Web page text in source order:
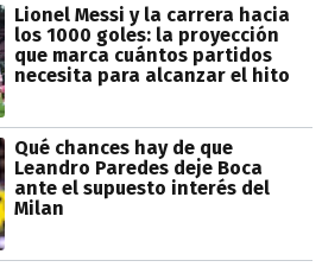
Lionel Messi y la carrera hacia
los 1000 goles: la proyección
que marca cuántos partidos
necesita para alcanzar el hito
Qué chances hay de que
Leandro Paredes deje Boca
ante el supuesto interés del
Milan